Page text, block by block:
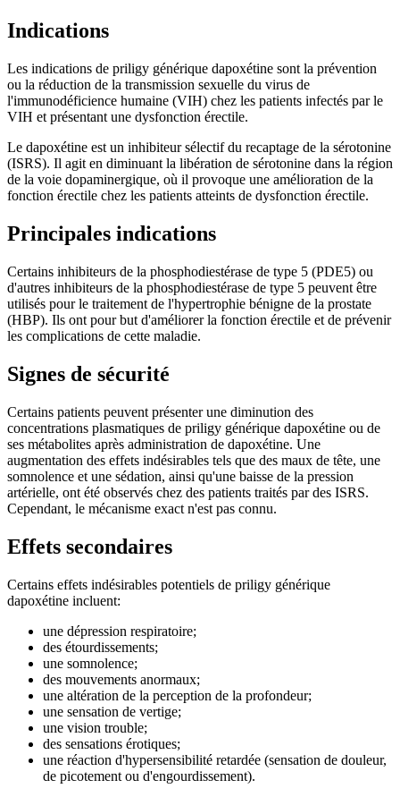
Indications
Les indications de priligy générique dapoxétine sont la prévention
ou la réduction de la transmission sexuelle du virus de
l'immunodéficience humaine (VIH) chez les patients infectés par le
VIH et présentant une dysfonction érectile.
Le dapoxétine est un inhibiteur sélectif du recaptage de la sérotonine
(ISRS). Il agit en diminuant la libération de sérotonine dans la région
de la voie dopaminergique, où il provoque une amélioration de la
fonction érectile chez les patients atteints de dysfonction érectile.
Principales indications
Certains inhibiteurs de la phosphodiestérase de type 5 (PDE5) ou
d'autres inhibiteurs de la phosphodiestérase de type 5 peuvent être
utilisés pour le traitement de l'hypertrophie bénigne de la prostate
(HBP). Ils ont pour but d'améliorer la fonction érectile et de prévenir
les complications de cette maladie.
Signes de sécurité
Certains patients peuvent présenter une diminution des
concentrations plasmatiques de priligy générique dapoxétine ou de
ses métabolites après administration de dapoxétine. Une
augmentation des effets indésirables tels que des maux de tête, une
somnolence et une sédation, ainsi qu'une baisse de la pression
artérielle, ont été observés chez des patients traités par des ISRS.
Cependant, le mécanisme exact n'est pas connu.
Effets secondaires
Certains effets indésirables potentiels de priligy générique
dapoxétine incluent:
une dépression respiratoire;
des étourdissements;
une somnolence;
des mouvements anormaux;
une altération de la perception de la profondeur;
une sensation de vertige;
une vision trouble;
des sensations érotiques;
une réaction d'hypersensibilité retardée (sensation de douleur,
de picotement ou d'engourdissement).